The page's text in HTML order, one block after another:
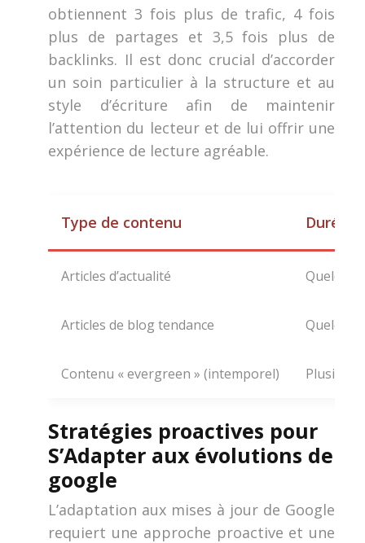
obtiennent 3 fois plus de trafic, 4 fois
plus de partages et 3,5 fois plus de
backlinks. Il est donc crucial d’accorder
un soin particulier à la structure et au
style d’écriture afin de maintenir
l’attention du lecteur et de lui offrir une
expérience de lecture agréable.
Type de contenu Durée
Articles d’actualité
Articles de blog tendance
Contenu « evergreen » (intemporel)
Stratégies proactives pour
S’Adapter aux évolutions de
google
L’adaptation aux mises à jour de Google
requiert une approche proactive et une